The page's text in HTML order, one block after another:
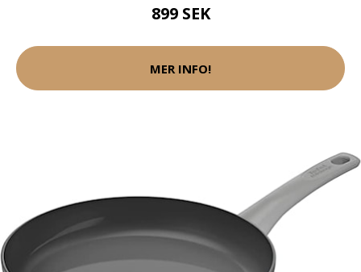
899 SEK
MER INFO!